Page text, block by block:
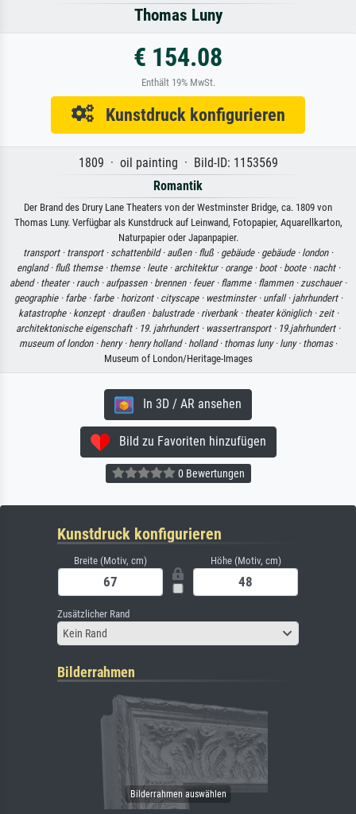
Thomas Luny
€ 154.08
Enthält 19% MwSt.
Kunstdruck konfigurieren
1809 · oil painting · Bild-ID: 1153569
Romantik
Der Brand des Drury Lane Theaters von der Westminster Bridge, ca. 1809 von
Thomas Luny. Verfügbar als Kunstdruck auf Leinwand, Fotopapier, Aquarellkarton,
Naturpapier oder Japanpapier.
transport · transport · schattenbild · außen · fluß · gebäude · gebäude · london ·
england · fluß themse · themse · leute · architektur · orange · boot · boote · nacht ·
abend · theater · rauch · aufpassen · brennen · feuer · flamme · flammen ·zuschauer ·
geographie · farbe · farbe · horizont · cityscape · westminster · unfall · jahrhundert ·
katastrophe · konzept · draußen · balustrade · riverbank · theater königlich ·zeit ·
architektonische eigenschaft · 19. jahrhundert · wassertransport · 19.jahrhundert ·
museum of london · henry · henry holland · holland · thomas luny · luny · thomas·
Museum of London/Heritage-Images
In 3D / AR ansehen
Bild zu Favoriten hinzufügen
0 Bewertungen
Kunstdruck konfigurieren
Breite (Motiv, cm) Höhe (Motiv, cm)
Zusätzlicher Rand
Kein Rand
Bilderrahmen